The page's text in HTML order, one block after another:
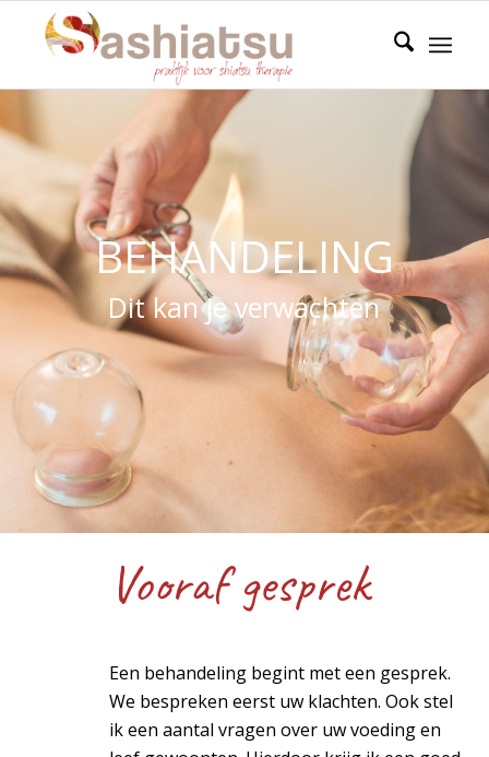
BEHANDELING
Dit kan je verwachten
Vooraf gesprek
Een behandeling begint met een gesprek.
We bespreken eerst uw klachten. Ook stel
ik een aantal vragen over uw voeding en